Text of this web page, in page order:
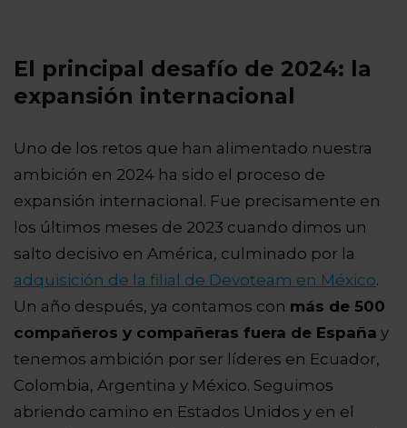
El principal desafío de 2024: la
expansión internacional
Uno de los retos que han alimentado nuestra
ambición en 2024 ha sido el proceso de
expansión internacional. Fue precisamente en
los últimos meses de 2023 cuando dimos un
salto decisivo en América, culminado por la
adquisición de la filial de Devoteam en México.
Un año después, ya contamos con más de 500
compañeros y compañeras fuera de España y
tenemos ambición por ser líderes en Ecuador,
Colombia, Argentina y México. Seguimos
abriendo camino en Estados Unidos y en el